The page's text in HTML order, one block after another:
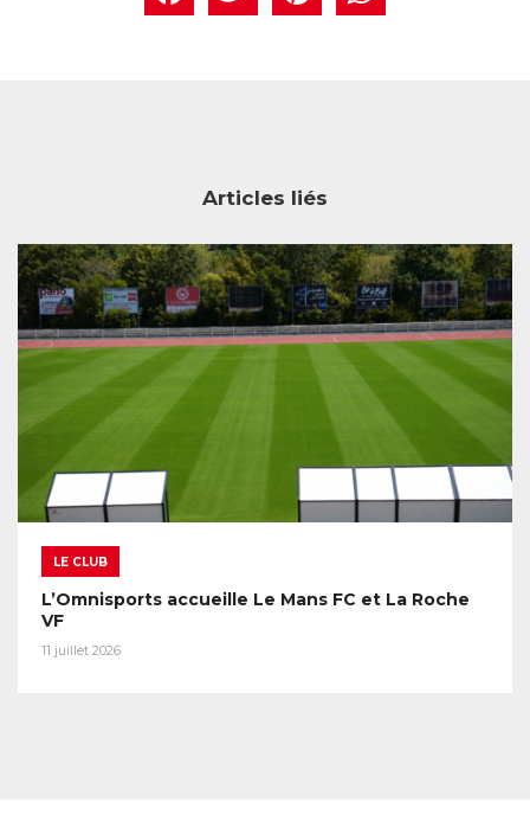
Articles liés
LE CLUB
L’Omnisports accueille Le Mans FC et La Roche
VF
11 juillet 2026